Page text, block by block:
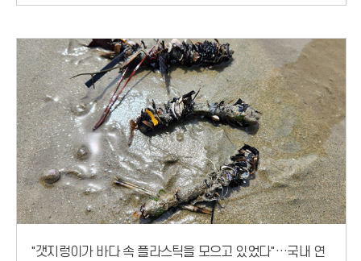
"갯지렁이가 바다 속 플라스틱을 모으고 있었다"…국내 연